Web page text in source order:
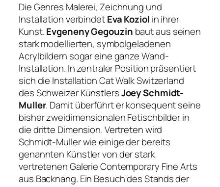
Die Genres Malerei, Zeichnung und
Installation verbindetEva Koziol in ihrer
Kunst.Evgeneny Gegouzin baut aus seinen
stark modellierten, symbolgeladenen
Acrylbildern sogar eine ganze Wand-
Installation. In zentraler Position präsentiert
sich die InstallationCat Walk Switzerland
des Schweizer KünstlersJoey Schmidt-
Muller. Damit überführt er konsequent seine
bisher zweidimensionalen Fetischbilder in
die dritte Dimension. Vertreten wird
Schmidt-Muller wie einige der bereits
genannten Künstler von der stark
vertretenen Galerie Contemporary Fine Arts
aus Backnang. Ein Besuch des Stands der